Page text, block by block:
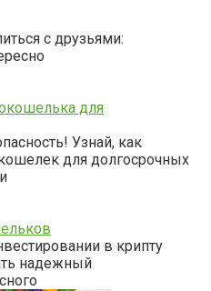
с друзьями:
для
Узнай, как
для долгосрочных
в крипту
надежный